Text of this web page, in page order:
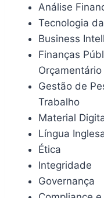
Análise
Tecnologia
Business
Finanças
Orçamentário
Gestão de
Trabalho
Material
Língua
Ética
Integridade
Governança